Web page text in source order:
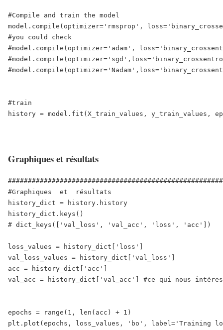
#Compile and train the model
model.compile(optimizer='rmsprop',
#you could check
#model.compile(optimizer='adam',
#train
history = model.fit(X_train_values, y_train_values,
Graphiques et résultats
#Graphiques  et  résultats
history_dict = history.history
history_dict.keys()
# dict_keys(['val_loss', 'val_acc', 'loss', 'acc'])
loss_values = history_dict['loss']
val_loss_values = history_dict['val_loss']
acc = history_dict['acc']
val_acc = history_dict['val_acc'] #ce qui nous
epochs = range(1, len(acc) + 1)
plt.plot(epochs, loss_values, 'bo', label='Training